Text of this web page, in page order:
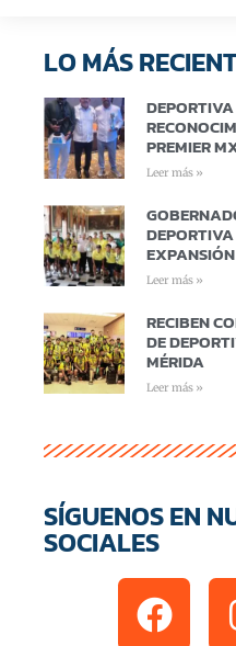
LO MÁS
PREMIER
Leer más »
EXPANSIÓN
Leer más »
RECIBEN
DE
MÉRIDA
Leer más »
SÍGUENOS EN
SOCIALES